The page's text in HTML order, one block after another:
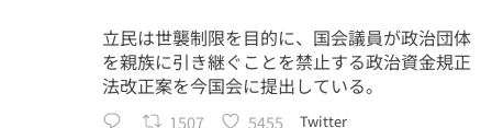
立民は世襲制限を目的に、国会議員が政治団体
を親族に引き継ぐことを禁止する政治資金規正
法改正案を今国会に提出している。
1507 5455 Twitter